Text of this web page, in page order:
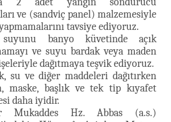
ve (sandviç panel) malzemesiyle
tavsiye ediyoruz.
banyo küvetinde açık
ve suyu bardak veya maden
dağıtmaya teşvik ediyoruz.
su ve diğer maddeleri dağıtırken
maske, başlık ve tek tip kıyafet
daha iyidir.
Mukaddes Hz. Abbas (a.s.)